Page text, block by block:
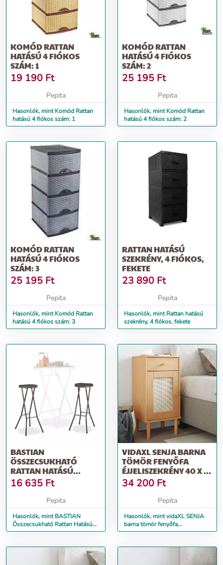
KOMÓD RATTAN
HATÁSÚ 4 FIÓKOS
SZÁM: 1
19 190 Ft
Pepita
Hasonlók, mint Komód Rattan
hatású 4 fiókos szám: 1
KOMÓD RATTAN
HATÁSÚ 4 FIÓKOS
SZÁM: 2
25 195 Ft
Pepita
Hasonlók, mint Komód Rattan
hatású 4 fiókos szám: 2
KOMÓD RATTAN
HATÁSÚ 4 FIÓKOS
SZÁM: 3
25 195 Ft
Pepita
Hasonlók, mint Komód Rattan
hatású 4 fiókos szám: 3
RATTAN HATÁSÚ
SZEKRÉNY, 4 FIÓKOS,
FEKETE
23 890 Ft
Pepita
Hasonlók, mint Rattan hatású
szekrény, 4 fiókos, fekete
BASTIAN
ÖSSZECSUKHATÓ
RATTAN HATÁSÚ
BÁRSZÉK
16 635 Ft
Pepita
Hasonlók, mint BASTIAN
Összecsukható Rattan Hatású
Bárszék
VIDAXL SENJA BARNA
TÖMÖR FENYŐFA
ÉJJELISZEKRÉNY 40 X 35
X 80 CM
34 200 Ft
Pepita
Hasonlók, mint vidaXL SENJA
barna tömör fenyőfa
éjjeliszekrény 40 x 35 x 80 cm